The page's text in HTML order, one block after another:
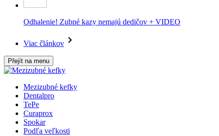
Odhalenie! Zubné kazy nemajú dedičov + VIDEO
Viac článkov
Přejít na menu
Mezizubné kefky
Dentalpro
TePe
Curaprox
Spokar
Podľa veľkosti